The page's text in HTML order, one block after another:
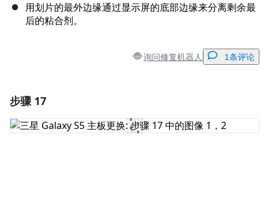
用划片的最外边缘通过显示屏的底部边缘来分离剩余最
后的粘合剂。
询问修复机器人 1条评论
添加评论
步骤 17